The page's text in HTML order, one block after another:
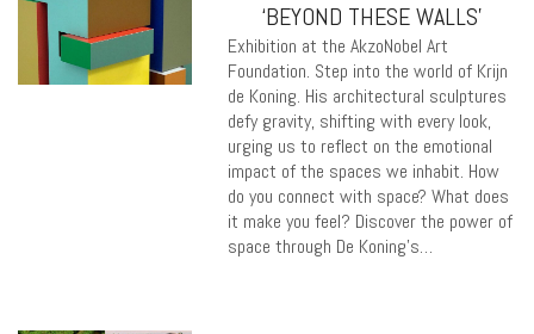
‘BEYOND THESE WALLS’
Exhibition at the AkzoNobel Art
Foundation. Step into the world of Krijn
de Koning. His architectural sculptures
defy gravity, shifting with every look,
urging us to reflect on the emotional
impact of the spaces we inhabit. How
do you connect with space? What does
it make you feel? Discover the power of
space through De Koning’s…